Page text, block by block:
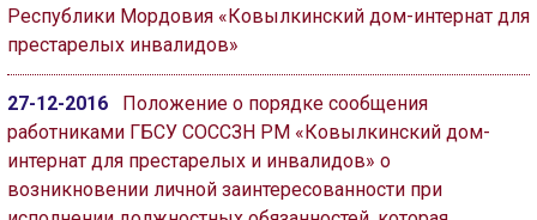
Республики Мордовия «Ковылкинский дом-интернат для
престарелых инвалидов»
27-12-2016
Положение о порядке сообщения
работниками ГБСУ СОССЗН РМ «Ковылкинский дом-
интернат для престарелых и инвалидов» о
возникновении личной заинтересованности при